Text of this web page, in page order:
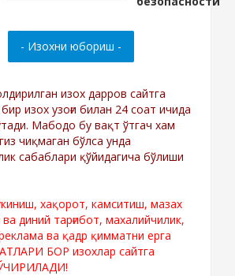
изох дарров сайтга
изох узоғи билан 24 соат ичида
Мабодо бу вақт ўтгач хам
чиқмаган бўлса унда
сабаблари қўйидагича бўлиши
хақорот, камситиш, мазах
диний тарғибот, махалийчилик,
ва қадр қимматни ерга
БОР изохлар сайтга